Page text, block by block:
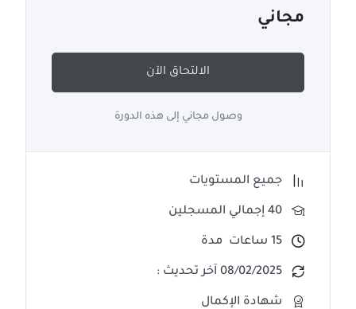
مجاني
الالتحاق الآن
وصول مجاني إلى هذه الدورة
جميع المستويات
40 إجمالي المسجلين
15 ساعات مدة
08/02/2025 آخر تحديث :
شهادة الإكمال